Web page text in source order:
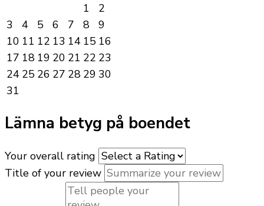
1
2
3
4 5 6 7 8
9
10 11 12 13 14 15 16
17 18 19 20 21 22 23
24 25 26 27 28 29 30
31
Lämna betyg på boendet
Your overall rating
Title of your review